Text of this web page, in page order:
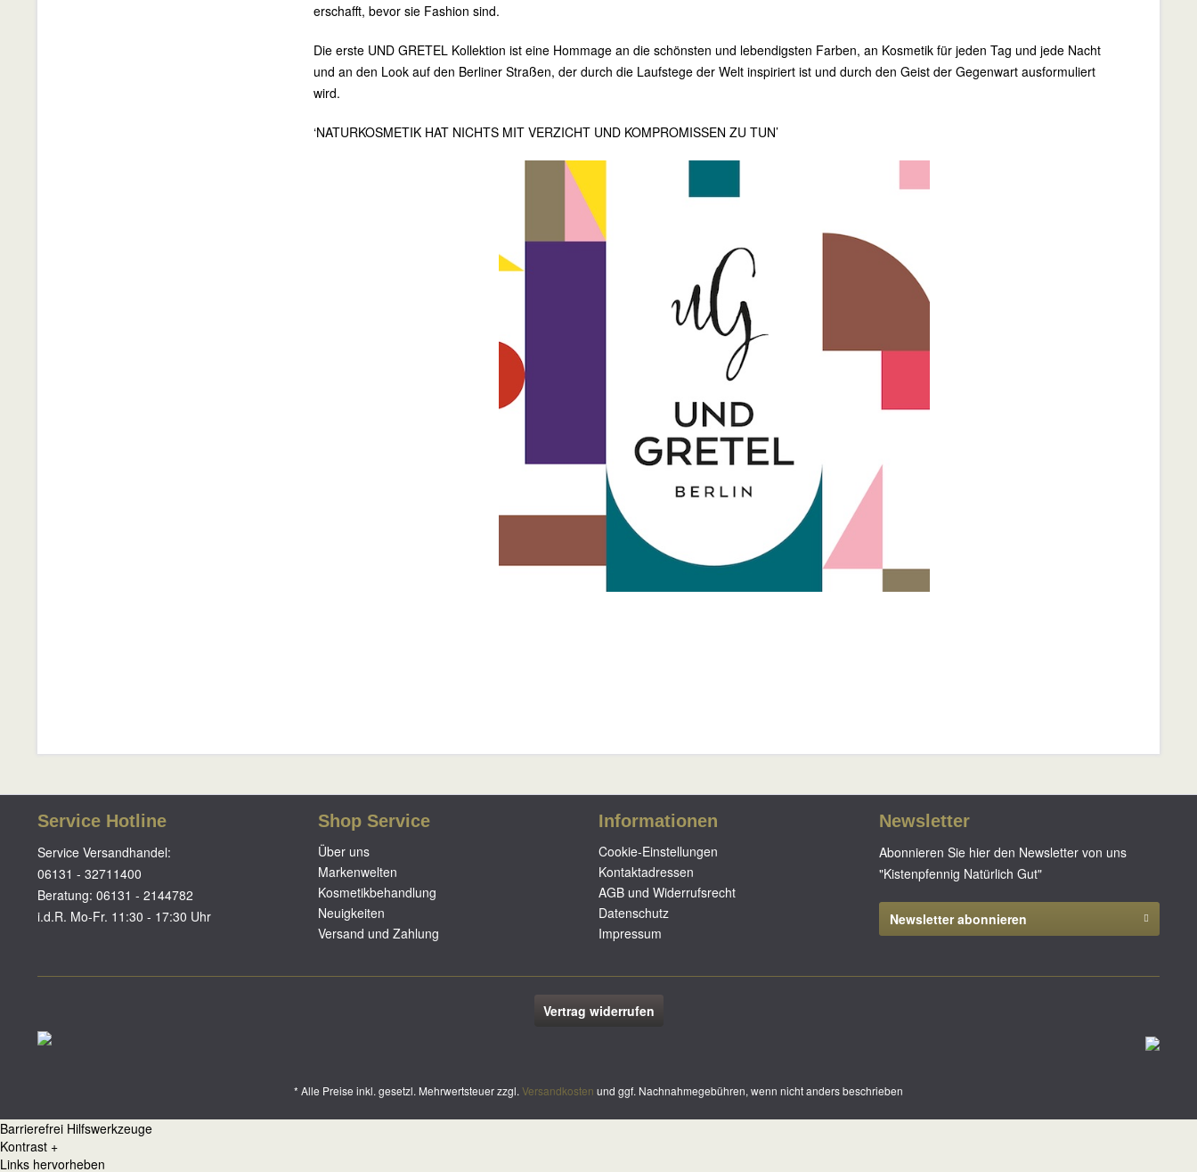
erschafft, bevor sie Fashion sind.
Die erste UND GRETEL Kollektion ist eine Hommage an die schönsten und lebendigsten Farben, an Kosmetik für jeden Tag und jede Nacht
und an den Look auf den Berliner Straßen, der durch die Laufstege der Welt inspiriert ist und durch den Geist der Gegenwart ausformuliert
wird.
‘NATURKOSMETIK HAT NICHTS MIT VERZICHT UND KOMPROMISSEN ZU TUN’
Service Hotline
Service Versandhandel:
06131 - 32711400
Beratung: 06131 - 2144782
i.d.R. Mo-Fr. 11:30 - 17:30 Uhr
Shop Service
Über uns
Markenwelten
Kosmetikbehandlung
Neuigkeiten
Versand und Zahlung
Informationen
Cookie-Einstellungen
Kontaktadressen
AGB und Widerrufsrecht
Datenschutz
Impressum
Newsletter
Abonnieren Sie hier den Newsletter von uns
"Kistenpfennig Natürlich Gut"
Newsletter abonnieren
Vertrag widerrufen
* Alle Preise inkl. gesetzl. Mehrwertsteuer zzgl. Versandkosten und ggf. Nachnahmegebühren, wenn nicht anders beschrieben
Barrierefrei Hilfswerkzeuge
Kontrast +
Links hervorheben